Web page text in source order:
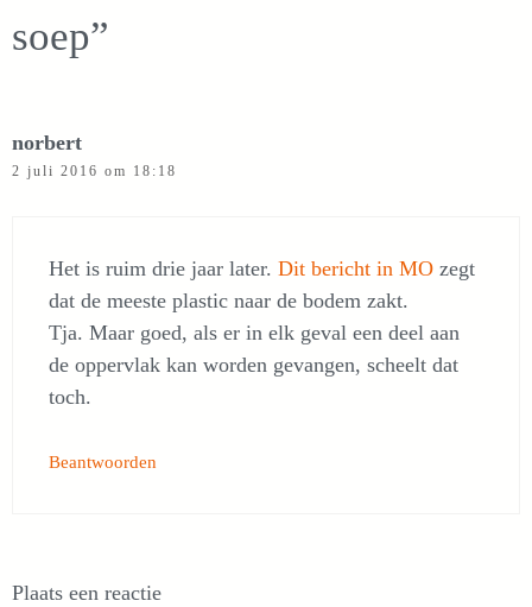
soep”
norbert
2 juli 2016 om 18:18
Het is ruim drie jaar later. Dit bericht in MO zegt
dat de meeste plastic naar de bodem zakt.
Tja. Maar goed, als er in elk geval een deel aan
de oppervlak kan worden gevangen, scheelt dat
toch.
Beantwoorden
Plaats een reactie